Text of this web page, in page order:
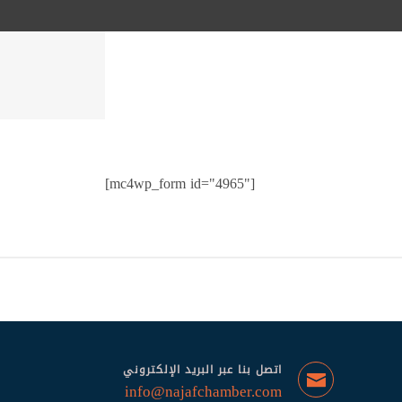
[mc4wp_form id="4965"]
اتصل بنا عبر البريد الإلكتروني
info@najafchamber.com